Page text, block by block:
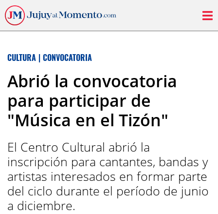
CULTURA | CONVOCATORIA
Abrió la convocatoria
para participar de
"Música en el Tizón"
El Centro Cultural abrió la
inscripción para cantantes, bandas y
artistas interesados en formar parte
del ciclo durante el período de junio
a diciembre.